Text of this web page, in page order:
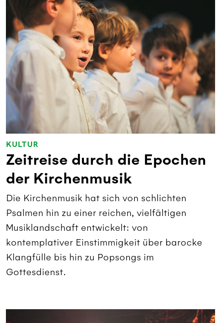
KULTUR
Zeitreise durch die Epochen
der Kirchenmusik
Die Kirchenmusik hat sich von schlichten
Psalmen hin zu einer reichen, vielfältigen
Musiklandschaft entwickelt: von
kontemplativer Einstimmigkeit über barocke
Klangfülle bis hin zu Popsongs im
Gottesdienst.